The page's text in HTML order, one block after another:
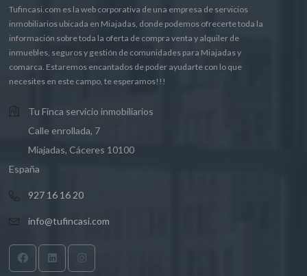
Tufincasi.com es la web corporativa de una empresa de servicios
inmobiliarios ubicada en Miajadas, donde podemos ofrecerte toda la
información sobre toda la oferta de compra venta y alquiler de
inmuebles, seguros y gestión de comunidades para Miajadas y
comarca. Estaremos encantados de poder ayudarte con lo que
necesites en este campo, te esperamos!!!
Tu Finca servicio inmobiliarios
Calle enrollada, 7
Miajadas, Cáceres 10100
España
927 16 16 20
info@tufincasi.com